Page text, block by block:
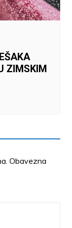
ZIMSKIM
Obavezna